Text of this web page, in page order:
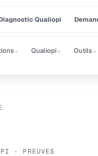
Qualiopi
⌄ Qualiopi⌄ Outils⌄
· PREUVES